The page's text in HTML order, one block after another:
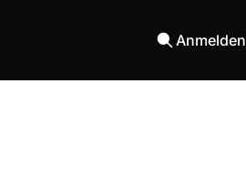
Anmelden